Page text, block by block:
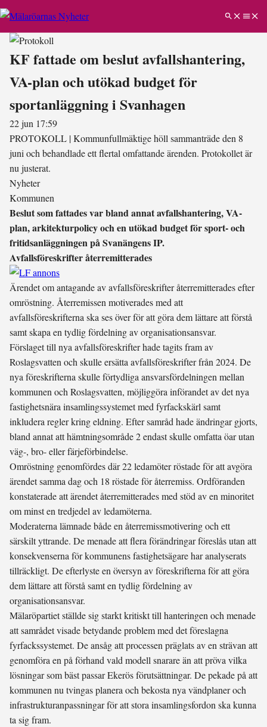
KF fattade om beslut avfallshantering,
VA-plan och utökad budget för
sportanläggning i Svanhagen
22 jun 17:59
PROTOKOLL |Kommunfullmäktige höll sammanträde den 8
juni och behandlade ett flertal omfattande ärenden. Protokollet är
nu justerat.
Nyheter
Kommunen
Beslut som fattades var bland annat avfallshantering, VA-
plan, arkitekturpolicy och en utökad budget för sport- och
fritidsanläggningen på Svanängens IP.
Avfallsföreskrifter återremitterades
Ärendet om antagande av avfallsföreskrifter återremitterades efter
omröstning. Återremissen motiverades med att
avfallsföreskrifterna ska ses över för att göra dem lättare att förstå
samt skapa en tydlig fördelning av organisationsansvar.
Förslaget till nya avfallsföreskrifter hade tagits fram av
Roslagsvatten och skulle ersätta avfallsföreskrifter från 2024. De
nya föreskrifterna skulle förtydliga ansvarsfördelningen mellan
kommunen och Roslagsvatten, möjliggöra införandet av det nya
fastighetsnära insamlingssystemet med fyrfackskärl samt
inkludera regler kring eldning. Efter samråd hade ändringar gjorts,
bland annat att hämtningsområde 2 endast skulle omfatta öar utan
väg-, bro- eller färjeförbindelse.
Omröstning genomfördes där 22 ledamöter röstade för att avgöra
ärendet samma dag och 18 röstade för återremiss. Ordföranden
konstaterade att ärendet återremitterades med stöd av en minoritet
om minst en tredjedel av ledamöterna.
Moderaterna lämnade både en återremissmotivering och ett
särskilt yttrande. De menade att flera förändringar föreslås utan att
konsekvenserna för kommunens fastighetsägare har analyserats
tillräckligt. De efterlyste en översyn av föreskrifterna för att göra
dem lättare att förstå samt en tydlig fördelning av
organisationsansvar.
Mälaröpartiet ställde sig starkt kritiskt till hanteringen och menade
att samrådet visade betydande problem med det föreslagna
fyrfackssystemet. De ansåg att processen präglats av en strävan att
genomföra en på förhand vald modell snarare än att pröva vilka
lösningar som bäst passar Ekerös förutsättningar. De pekade på att
kommunen nu tvingas planera och bekosta nya vändplaner och
infrastrukturanpassningar för att stora insamlingsfordon ska kunna
ta sig fram.